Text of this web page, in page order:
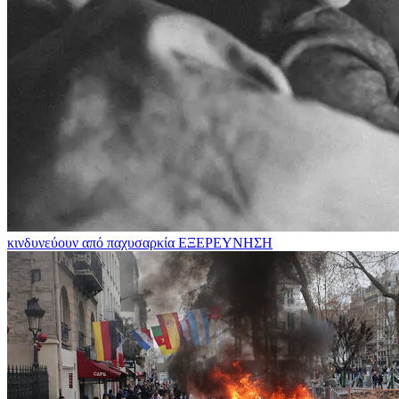
κινδυνεύουν από παχυσαρκία ΕΞΕΡΕΥΝΗΣΗ